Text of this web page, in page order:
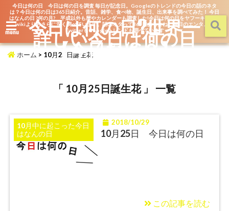
今日は何の日 今日は何の日を調査 毎日が記念日。Googleのトレンドの今日の話のネタ
は？今日は何の日は365日紹介。昔話、雑学、食べ物、誕生日、出来事を調べてみた！ 今日
はなんの日 ?何の月? 平成以外も暦やカレンダーも調査した!今日は何の日をヤフーキッズや
wikiよりもさらに深く調べています。話のネタって365日あるよね。毎日のエンタメを
TwitterもGoogleトレンドも調べています
menu 今日は何の日?世界一
詳しい今日は何の日
【今日なん？】
ホーム > 10月25日誕生花
「 10月25日誕生花 」 一覧
10月中に起こった今日
はなんの日
2018/10/29
10月25日 今日は何の日
この記事を読む